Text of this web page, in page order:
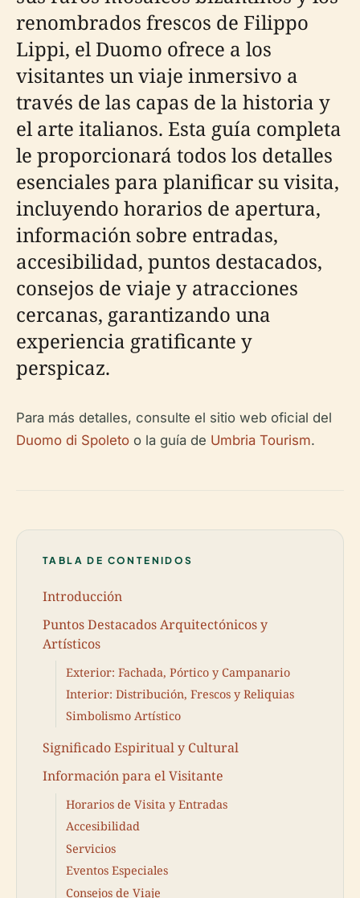
renombrados frescos de Filippo
Lippi, el Duomo ofrece a los
visitantes un viaje inmersivo a
través de las capas de la historia y
el arte italianos. Esta guía completa
le proporcionará todos los detalles
esenciales para planificar su visita,
incluyendo horarios de apertura,
información sobre entradas,
accesibilidad, puntos destacados,
consejos de viaje y atracciones
cercanas, garantizando una
experiencia gratificante y
perspicaz.
Para más detalles, consulte el sitio web oficial del
Duomo di Spoleto o la guía de Umbria Tourism.
TABLA DE CONTENIDOS
Introducción
Puntos Destacados Arquitectónicos y
Artísticos
Exterior: Fachada, Pórtico y Campanario
Interior: Distribución, Frescos y Reliquias
Simbolismo Artístico
Significado Espiritual y Cultural
Información para el Visitante
Horarios de Visita y Entradas
Accesibilidad
Servicios
Eventos Especiales
Consejos de Viaje